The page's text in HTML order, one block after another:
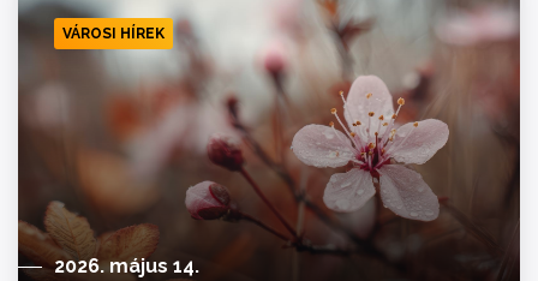
VÁROSI HÍREK
2026. május 14.